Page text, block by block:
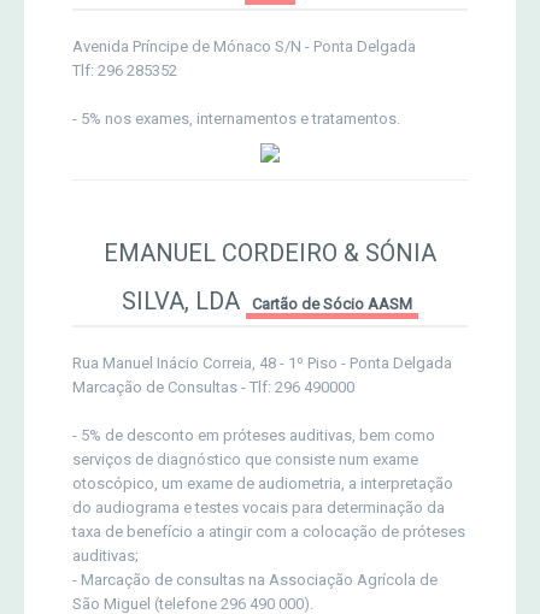
Avenida Príncipe de Mónaco S/N - Ponta Delgada
Tlf: 296 285352
- 5% nos exames, internamentos e tratamentos.
EMANUEL CORDEIRO & SÓNIA
SILVA, LDA
Cartão de Sócio AASM
Rua Manuel Inácio Correia, 48 - 1º Piso - Ponta Delgada
Marcação de Consultas - Tlf: 296 490000
- 5% de desconto em próteses auditivas, bem como
serviços de diagnóstico que consiste num exame
otoscópico, um exame de audiometria, a interpretação
do audiograma e testes vocais para determinação da
taxa de benefício a atingir com a colocação de próteses
auditivas;
- Marcação de consultas na Associação Agrícola de
São Miguel (telefone 296 490 000).